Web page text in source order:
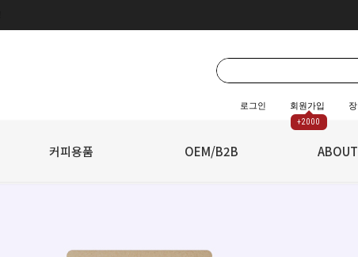
로그인 회원가입
+2000
커피용품 OEM/B2B